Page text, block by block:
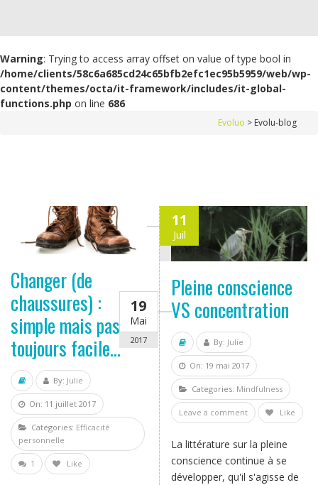
Warning: Trying to access array offset on value of type bool in
/home/clients/58c6a685cd24c65bfb2efc1ec95b5959/web/wp-
content/themes/octa/it-framework/includes/it-global-
functions.php on line 686
Evoluo > Evolu-blog
11
Juil
2017
Changer (de
chaussures) :
simple mais pas
toujours facile…
By: Julie
On: 11 juillet 2017
Categories: Efficacité
personnelle
1 Like
19
Mai
2017
Pleine conscience
VS concentration
By: Julie
On: 19 mai 2017
Categories: Mindfulness
Leave a comment Like
La littérature sur la pleine
conscience continue à se
développer, qu'il s'agisse de